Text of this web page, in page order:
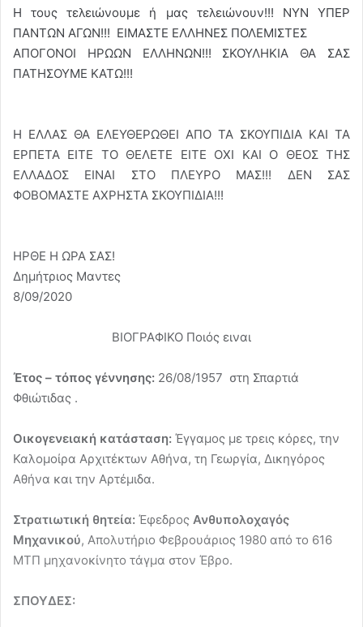
Η τους τελειώνουμε ή μας τελειώνουν!!! ΝΥΝ ΥΠΕΡ
ΠΑΝΤΩΝ ΑΓΩΝ!!! ΕΙΜΑΣΤΕ ΕΛΛΗΝΕΣ ΠΟΛΕΜΙΣΤΕΣ
ΑΠΟΓΟΝΟΙ ΗΡΩΩΝ ΕΛΛΗΝΩΝ!!! ΣΚΟΥΛΗΚΙΑ ΘΑ ΣΑΣ
ΠΑΤΗΣΟΥΜΕ ΚΑΤΩ!!!
Η ΕΛΛΑΣ ΘΑ ΕΛΕΥΘΕΡΩΘΕΙ ΑΠΟ ΤΑ ΣΚΟΥΠΙΔΙΑ ΚΑΙ ΤΑ
ΕΡΠΕΤΑ ΕΙΤΕ ΤΟ ΘΕΛΕΤΕ ΕΙΤΕ ΟΧΙ ΚΑΙ Ο ΘΕΟΣ ΤΗΣ
ΕΛΛΑΔΟΣ ΕΙΝΑΙ ΣΤΟ ΠΛΕΥΡΟ ΜΑΣ!!! ΔΕΝ ΣΑΣ
ΦΟΒΟΜΑΣΤΕ ΑΧΡΗΣΤΑ ΣΚΟΥΠΙΔΙΑ!!!
ΗΡΘΕ Η ΩΡΑ ΣΑΣ!
Δημήτριος Μαντες
8/09/2020
ΒΙΟΓΡΑΦΙΚΟ Ποιός ειναι
Έτος – τόπος γέννησης: 26/08/1957 στη Σπαρτιά
Φθιώτιδας .
Οικογενειακή κατάσταση: Έγγαμος με τρεις κόρες, την
Καλομοίρα Αρχιτέκτων Αθήνα, τη Γεωργία, Δικηγόρος
Αθήνα και την Αρτέμιδα.
Στρατιωτική θητεία: Έφεδρος Ανθυπολοχαγός
Μηχανικού, Απολυτήριο Φεβρουάριος 1980 από το 616
ΜΤΠ μηχανοκίνητο τάγμα στον Έβρο.
ΣΠΟΥΔΕΣ: